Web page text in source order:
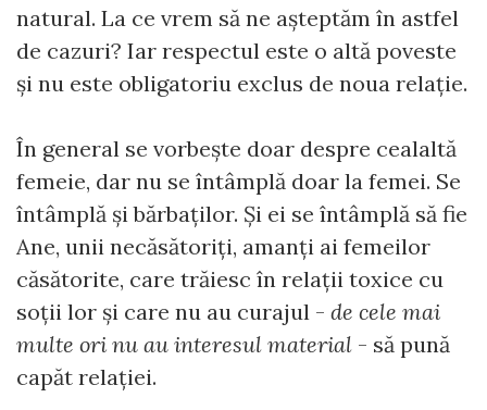
natural. La ce vrem să ne așteptăm în astfel
de cazuri? Iar respectul este o altă poveste
și nu este obligatoriu exclus de noua relație.
În general se vorbește doar despre cealaltă
femeie, dar nu se întâmplă doar la femei. Se
întâmplă și bărbaților. Și ei se întâmplă să fie
Ane, unii necăsătoriți, amanți ai femeilor
căsătorite, care trăiesc în relații toxice cu
soții lor și care nu au curajul - de cele mai
multe ori nu au interesul material - să pună
capăt relației.